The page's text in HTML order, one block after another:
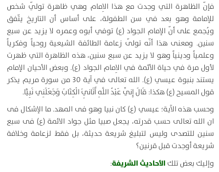
فإنّ الظاهرة التي وجدت مع هذا الاِمام وهي ظاهرة تولّي شخص
للإمامة وهو بعد في سن الطفولة، على أساس أن التاريخ يتّفق
ويُجمع على أنّ الإمام الجواد (ع) توفي أبوه وعمره لا يزيد عن سبع
سنين. ومعنى هذا أنّه تولّى زعامة الطائفة الشيعية روحياً وفكرياً
وعلمياً ودينياً وهو لا يزيد عن سبع سنين، هذه الظاهرة التي ظهرت
لأول مرة في حياة الأئمة في الاِمام الجواد (ع). وبعض الأحیان الإمام
یستند بنبوة عيسي (ع). الله تعالی في آية 30 من سورة مريم یذکر
قول المسيح (ع) هکذا: قَالَ إِنِّي عَبْدُ اللَّهِ آَتَانِيَ الْكِتَابَ وَجَعَلَنِي نَبِيًّا.
وحسب هذه الآية؛ عيسي (ع) کان نبیا وهو فی المهد. ما الإشکال فی
ان الله تعالی حسب قدرته، یجعل صبیا مثل جواد الائمة (ع) فی سبع
سنین للتصدی ولیس لتبلیغ شريعة حدیثة، بل فقط لزعامة وخلافة
شريعة أوجدت قبل قرنین؟
وإليك بعض تلك الأحاديث الشريفة: